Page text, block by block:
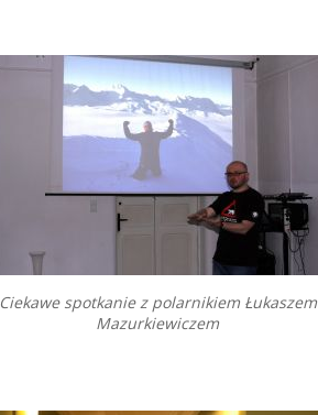
Ciekawe spotkanie z polarnikiem Łukaszem
Mazurkiewiczem